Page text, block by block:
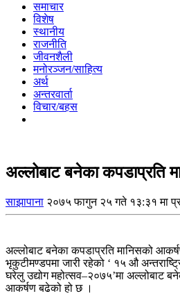
समाचार
विशेष
स्थानीय
राजनीति
जीवनशैली
मनोरञ्जन/साहित्य
अर्थ
अन्तरवार्ता
विचार/बहस
अल्लोबाट बनेका कपडाप्रति
साझापाना २०७५ फागुन २५ गते १३:३१ मा
अल्लोबाट बनेका कपडाप्रति मानिसको
भृकुटीमण्डपमा जारी रहेको ‘ १५ औ
घरेलु उद्योग महोत्सव–२०७५’मा अल्लोबाट
आकर्षण बढेको हो छ ।